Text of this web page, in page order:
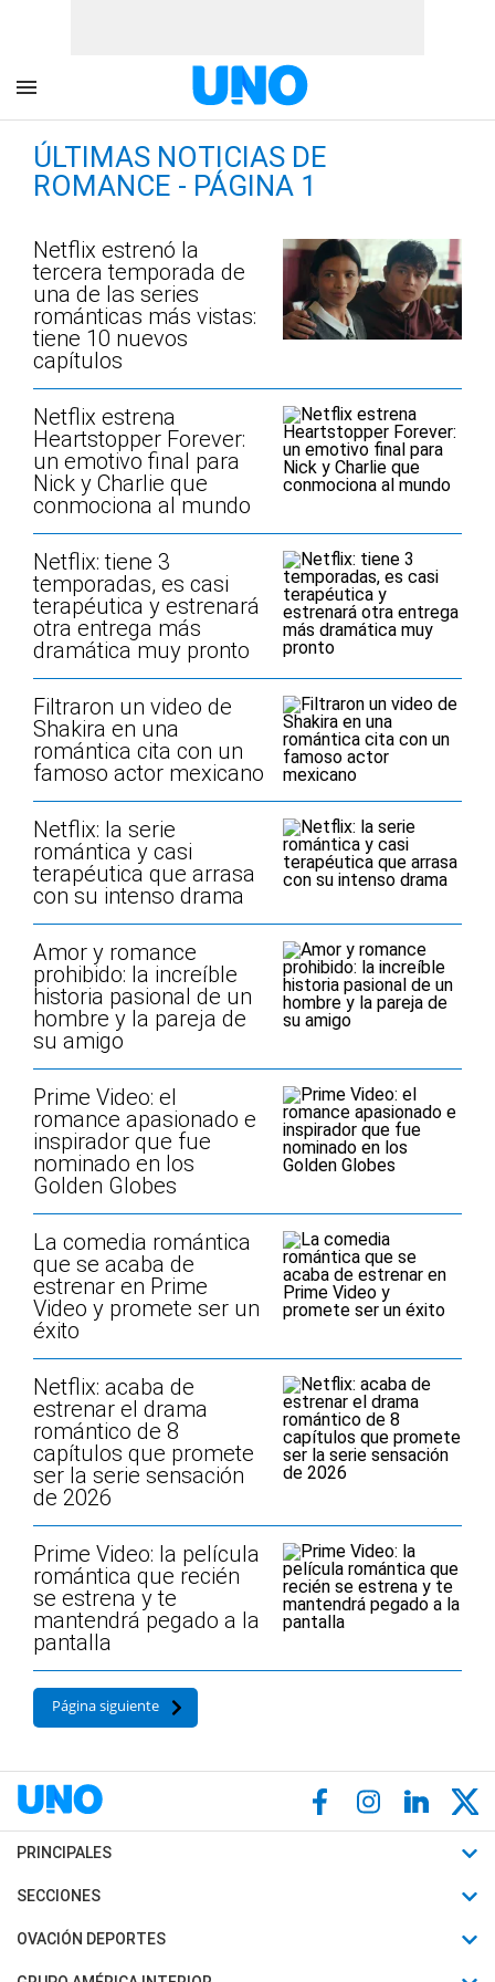
ÚLTIMAS NOTICIAS DE
ROMANCE - PÁGINA 1
Netflix estrenó la
tercera temporada de
una de las series
románticas más vistas:
tiene 10 nuevos
capítulos
Netflix estrena
Heartstopper Forever:
un emotivo final para
Nick y Charlie que
conmociona al mundo
Netflix: tiene 3
temporadas, es casi
terapéutica y estrenará
otra entrega más
dramática muy pronto
Filtraron un video de
Shakira en una
romántica cita con un
famoso actor mexicano
Netflix: la serie
romántica y casi
terapéutica que arrasa
con su intenso drama
Amor y romance
prohibido: la increíble
historia pasional de un
hombre y la pareja de
su amigo
Prime Video: el
romance apasionado e
inspirador que fue
nominado en los
Golden Globes
La comedia romántica
que se acaba de
estrenar en Prime
Video y promete ser un
éxito
Netflix: acaba de
estrenar el drama
romántico de 8
capítulos que promete
ser la serie sensación
de 2026
Prime Video: la película
romántica que recién
se estrena y te
mantendrá pegado a la
pantalla
Página siguiente
PRINCIPALES
Últimas Noticias
Política
SECCIONES
Horóscopo
Motores
OVACIÓN DEPORTES